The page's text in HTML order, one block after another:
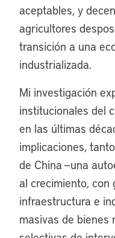
aceptables, y
agricultores
transición a una
industrializada.
Mi investigación
institucionales del
en las últimas
implicaciones,
de China —una
al crecimiento, con
infraestructura e
masivas de bienes